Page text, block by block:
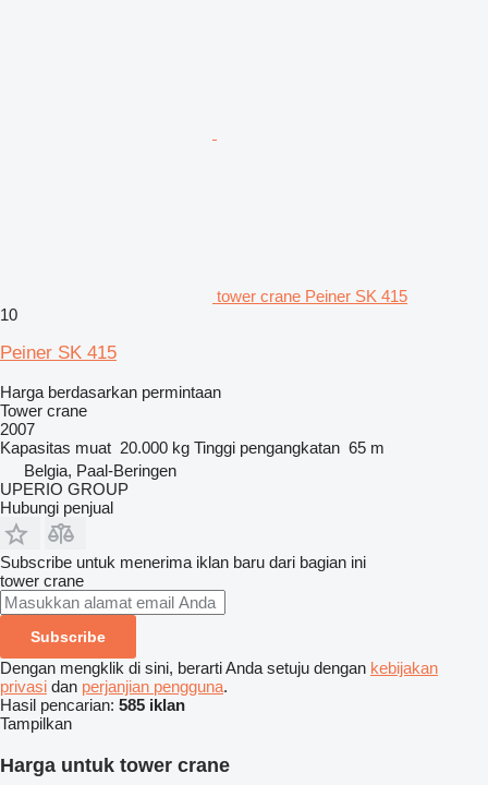
tower crane Peiner SK 415
10
Peiner SK 415
Harga berdasarkan permintaan
Tower crane
2007
Kapasitas muat 20.000 kg Tinggi pengangkatan 65 m
Belgia, Paal-Beringen
UPERIO GROUP
Hubungi penjual
Subscribe untuk menerima iklan baru dari bagian ini
tower crane
Subscribe
Dengan mengklik di sini, berarti Anda setuju dengan kebijakan
privasi dan perjanjian pengguna.
Hasil pencarian: 585 iklan
Tampilkan
Harga untuk tower crane